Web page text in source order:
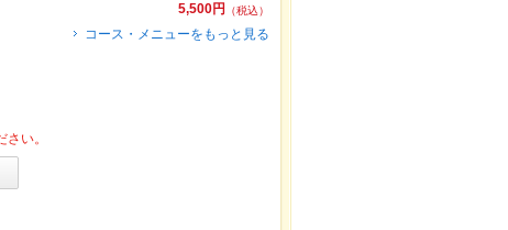
5,500円
（税込）
コース・メニューをもっと見る
い。